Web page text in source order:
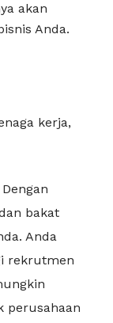
akan
Anda.
kerja,
bakat
Anda
rekrutmen
perusahaan